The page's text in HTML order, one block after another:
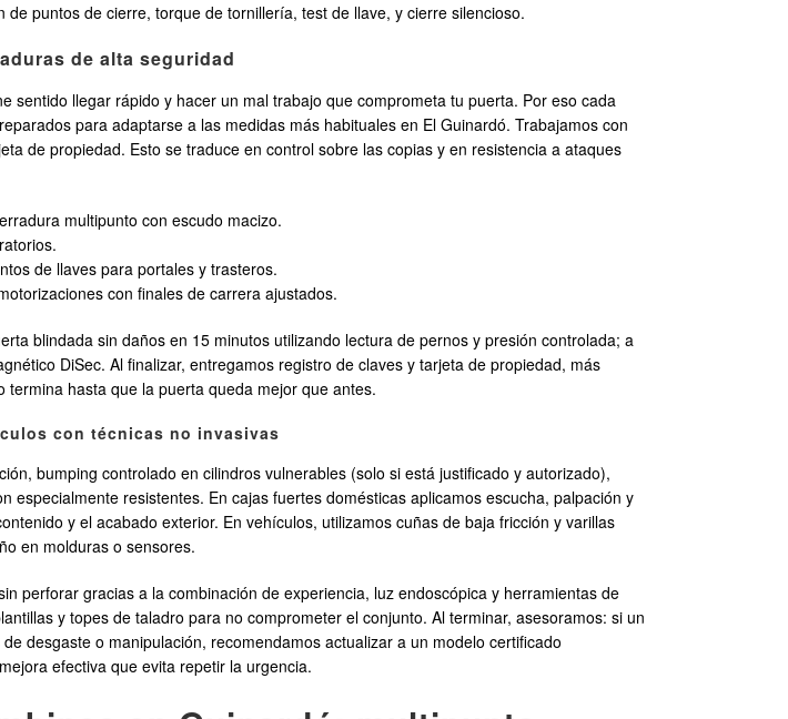
puntos de cierre, torque de tornillería, test de llave, y cierre silencioso.
de alta seguridad
llegar rápido y hacer un mal trabajo que comprometa tu puerta. Por eso cada
para adaptarse a las medidas más habituales en El Guinardó. Trabajamos con
de propiedad. Esto se traduce en control sobre las copias y en resistencia a ataques
multipunto con escudo macizo.
de llaves para portales y trasteros.
con finales de carrera ajustados.
blindada sin daños en 15 minutos utilizando lectura de pernos y presión controlada; a
DiSec. Al finalizar, entregamos registro de claves y tarjeta de propiedad, más
hasta que la puerta queda mejor que antes.
con técnicas no invasivas
bumping controlado en cilindros vulnerables (solo si está justificado y autorizado),
resistentes. En cajas fuertes domésticas aplicamos escucha, palpación y
y el acabado exterior. En vehículos, utilizamos cuñas de baja fricción y varillas
en molduras o sensores.
perforar gracias a la combinación de experiencia, luz endoscópica y herramientas de
y topes de taladro para no comprometer el conjunto. Al terminar, asesoramos: si un
desgaste o manipulación, recomendamos actualizar a un modelo certificado
efectiva que evita repetir la urgencia.